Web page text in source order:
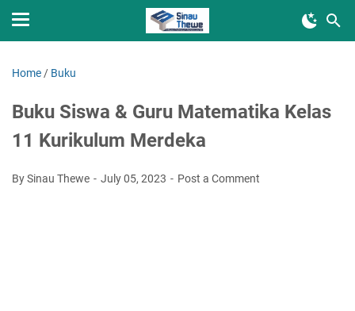
Home / Buku
Buku Siswa & Guru Matematika Kelas
11 Kurikulum Merdeka
By Sinau Thewe July 05, 2023 Post a Comment